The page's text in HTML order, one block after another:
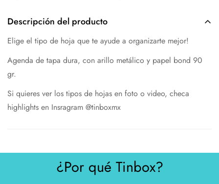
Descripción del producto
Elige el tipo de hoja que te ayude a organizarte mejor!
Agenda de tapa dura, con arillo metálico y papel bond 90
gr.
Si quieres ver los tipos de hojas en foto o video, checa
highlights en Insragram @tinboxmx
¿Por qué Tinbox?